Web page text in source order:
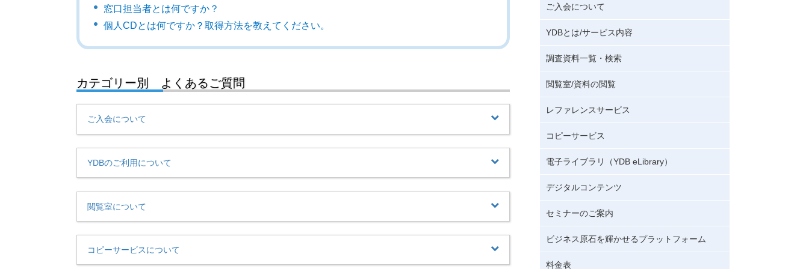
窓口担当者とは何ですか？
個人CDとは何ですか？取得方法を教えてください。
カテゴリー別 よくあるご質問
ご入会について
YDBのご利用について
閲覧室について
コピーサービスについて
ご入会について
YDBとは/サービス内容
調査資料一覧・検索
閲覧室/資料の閲覧
レファレンスサービス
コピーサービス
電子ライブラリ（YDB eLibrary）
デジタルコンテンツ
セミナーのご案内
ビジネス原石を輝かせるプラットフォーム
料金表